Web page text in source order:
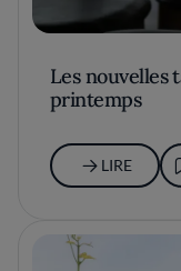
Les nouvelles
printemps
LIRE